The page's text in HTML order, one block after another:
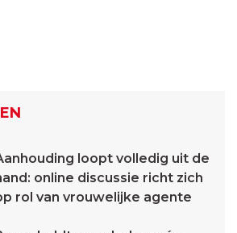
loopt volledig uit de
online discussie richt zich
rol van vrouwelijke agente